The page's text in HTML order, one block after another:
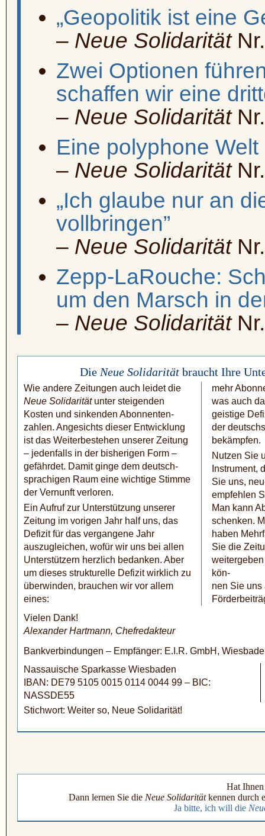
„Geopolitik ist eine
– Neue Solidarität
Zwei Optionen
schaffen wir eine
– Neue Solidarität
Eine polyphone
– Neue Solidarität
„Ich glaube nur an
vollbringen”
– Neue Solidarität
Zepp-LaRouche:
um den Marsch in
– Neue Solidarität
Die Neue Solidaritätbraucht Ihre
Wie andere Zeitungen auch leidet die
Neue Solidaritätunter steigenden
Kosten und sin­kenden Abonnen­ten­
zahlen. Angesichts dieser Entwicklung
ist das Weiterbestehen unserer Zeitung
– jedenfalls in der bisherigen Form –
gefährdet. Damit ginge dem deutsch­
sprachi­gen Raum eine wichtige Stimme
der Vernunft verloren.
Ein Aufruf zur Unterstützung unserer
Zeitung im vorigen Jahr half uns, das
Defizit für das ver­gangene Jahr
auszugleichen, wofür wir uns bei allen
Unterstützern herzlich bedanken. Aber
um dieses strukturelle Defizit wirklich zu
überwinden, brauchen wir vor allem
eines:
mehr
was auch
geistige
der
bekämpfen.
Nutzen Sie
Instru­ment,
Sie uns,
empfehlen
Man kann
schen­ken.
haben
Sie die
kön-
nen Sie uns
Vielen Dank!
Alexander Hartmann, Chefredakteur
Bankverbindungen – Empfänger: E.I.R. GmbH,
Nassauische Sparkasse Wiesbaden
IBAN: DE79 5105 0015 0114 0044 99 – BIC:
NASSDE55
Stichwort: Weiter so, Neue Solidarität!
Hat
Dann lernen Sie die Neue Solidaritätkennen durch
Ja bitte, ich will die